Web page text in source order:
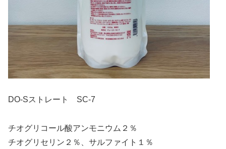
DO-Sストレート SC-7
チオグリコール酸アンモニウム２％
チオグリセリン２％、サルファイト１％